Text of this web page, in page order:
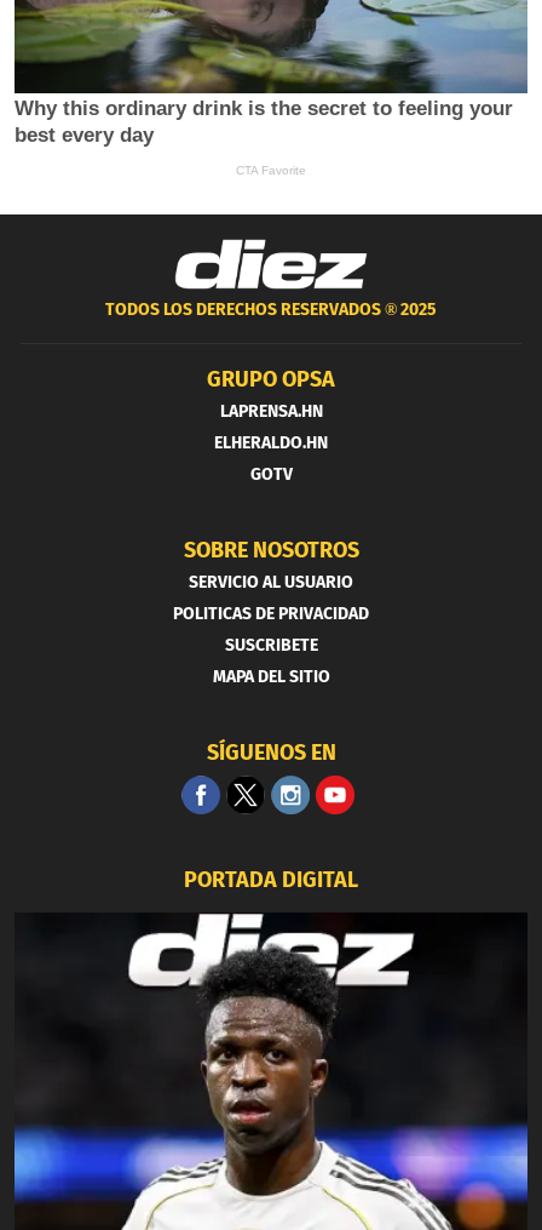
TODOS LOS DERECHOS RESERVADOS ®2025
GRUPO OPSA
LAPRENSA.HN
ELHERALDO.HN
GOTV
SOBRE NOSOTROS
SERVICIO AL USUARIO
POLITICAS DE PRIVACIDAD
SUSCRIBETE
MAPA DEL SITIO
SÍGUENOS EN
PORTADA DIGITAL